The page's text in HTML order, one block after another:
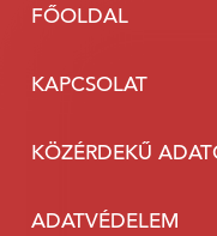
FŐOLDAL
KAPCSOLAT
KÖZÉRDEKŰ
ADATVÉDELEM